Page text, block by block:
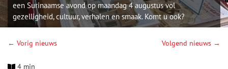
een Surinaamse avond op maandag 4 augustus vol
gezelligheid, cultuur, verhalen en smaak. Komt u ook?
← Vorig nieuws Volgend nieuws →
4 min